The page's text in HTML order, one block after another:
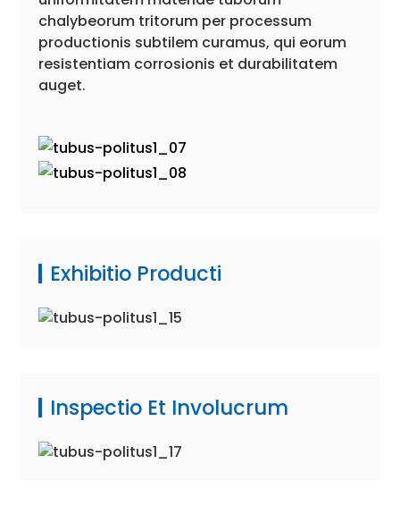
chalybeorum tritorum per processum
productionis subtilem curamus, qui eorum
resistentiam corrosionis et durabilitatem
auget.
Exhibitio Producti
Inspectio Et Involucrum